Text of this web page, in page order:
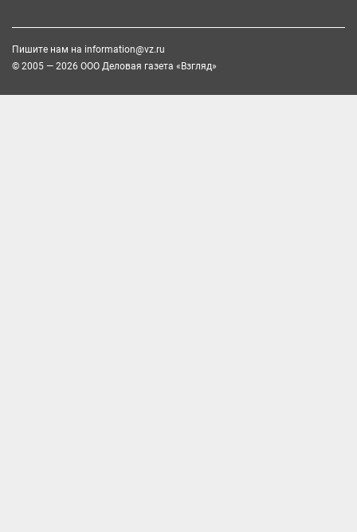
Пишите нам на information@vz.ru
© 2005 — 2026 ООО Деловая газета «Взгляд»